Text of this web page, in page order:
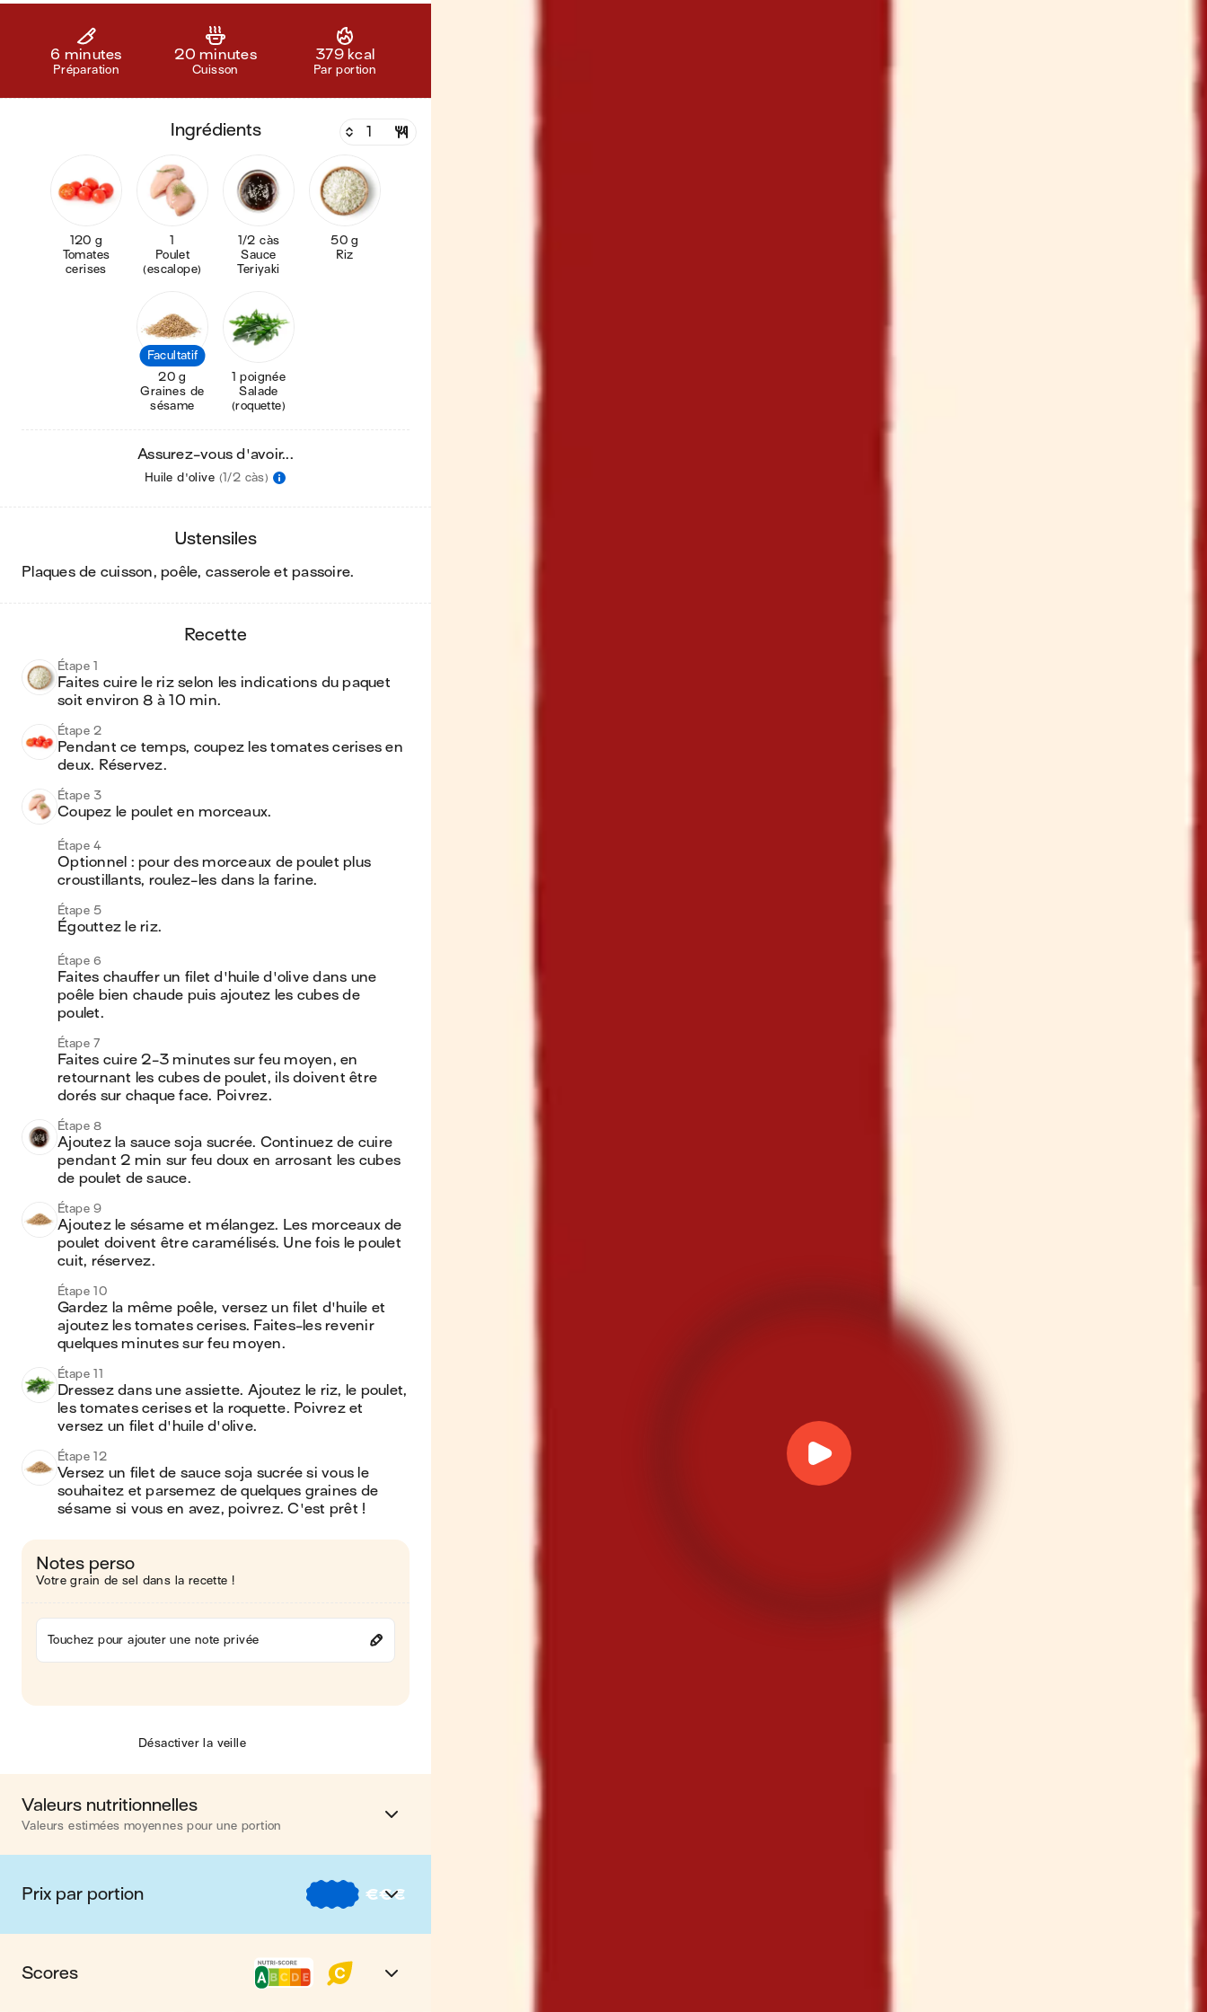
6 minutes
Préparation
20 minutes
Cuisson
379 kcal
Par portion
ingrédients
120 g
Tomates
cerises
1
Poulet
(escalope)
1/2 càs
Sauce
Teriyaki
50 g
Riz
Facultatif
20 g
Graines de
sésame
1 poignée
Salade
(roquette)
Assurez-vous d'avoir...
Huile d'olive (1/2 càs)
ustensiles
plaques de cuisson, poêle, casserole et passoire.
recette
Étape 1
Faites cuire le riz selon les indications du paquet
soit environ 8 à 10 min.
Étape 2
Pendant ce temps, coupez les tomates cerises en
deux. Réservez.
Étape 3
Coupez le poulet en morceaux.
Étape 4
Optionnel : pour des morceaux de poulet plus
croustillants, roulez-les dans la farine.
Étape 5
Égouttez le riz.
Étape 6
Faites chauffer un filet d'huile d'olive dans une
poêle bien chaude puis ajoutez les cubes de
poulet.
Étape 7
Faites cuire 2-3 minutes sur feu moyen, en
retournant les cubes de poulet, ils doivent être
dorés sur chaque face. Poivrez.
Étape 8
Ajoutez la sauce soja sucrée. Continuez de cuire
pendant 2 min sur feu doux en arrosant les cubes
de poulet de sauce.
Étape 9
Ajoutez le sésame et mélangez. Les morceaux de
poulet doivent être caramélisés. Une fois le poulet
cuit, réservez.
Étape 10
Gardez la même poêle, versez un filet d'huile et
ajoutez les tomates cerises. Faites-les revenir
quelques minutes sur feu moyen.
Étape 11
Dressez dans une assiette. Ajoutez le riz, le poulet,
les tomates cerises et la roquette. Poivrez et
versez un filet d'huile d'olive.
Étape 12
Versez un filet de sauce soja sucrée si vous le
souhaitez et parsemez de quelques graines de
sésame si vous en avez, poivrez. C'est prêt !
Notes perso
Votre grain de sel dans la recette !
Touchez pour ajouter une note privée
Désactiver la veille
Valeurs nutritionnelles
Valeurs estimées moyennes pour une portion
Calories 379 kcal
Matières grasses 3 g
Prix par portion €€€
€ Nos recettes à -2 € par portion
Nos recettes entre 2 € et 4 € par portion
Scores